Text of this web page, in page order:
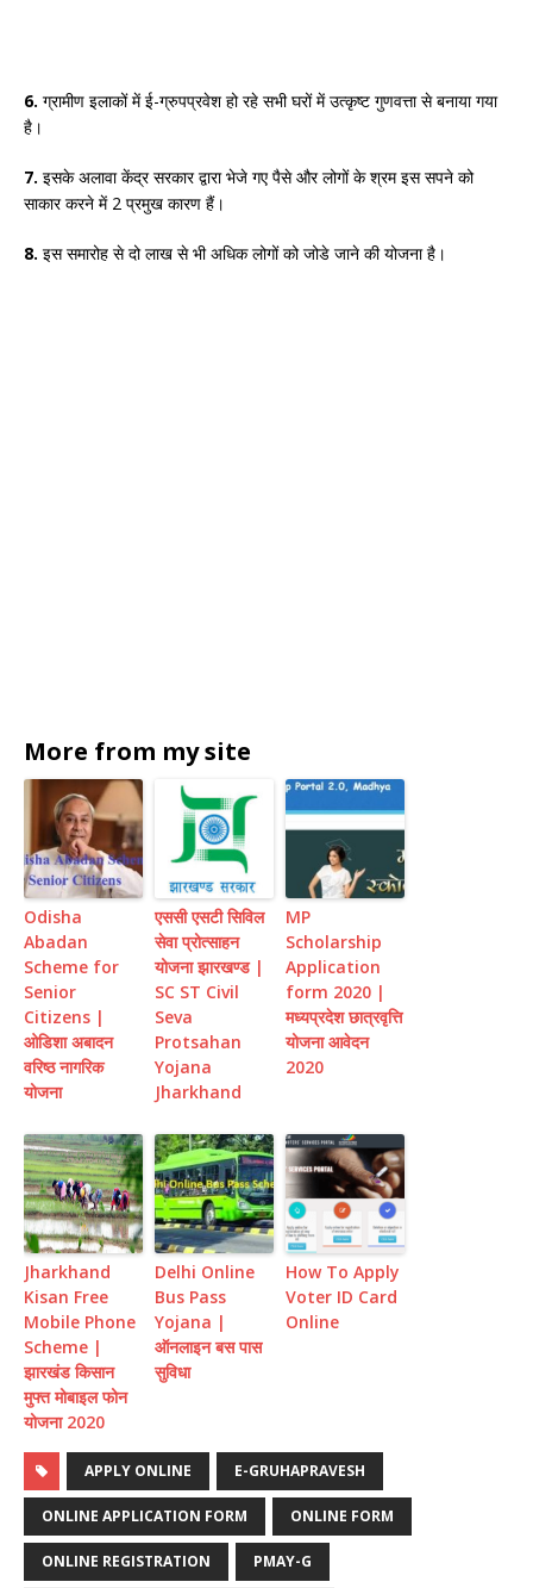
6. ग्रामीण इलाकों में ई-ग्रुपप्रवेश हो रहे सभी घरों में उत्कृष्ट गुणवत्ता से बनाया गया
है।
7. इसके अलावा केंद्र सरकार द्वारा भेजे गए पैसे और लोगों के श्रम इस सपने को
साकार करने में 2 प्रमुख कारण हैं।
8. इस समारोह से दो लाख से भी अधिक लोगों को जोडे जाने की योजना है।
More from my site
Odisha
Abadan
Scheme for
Senior
Citizens |
ओडिशा अबादन
वरिष्ठ नागरिक
योजना
एससी एसटी सिविल
सेवा प्रोत्साहन
योजना झारखण्ड |
SC ST Civil
Seva
Protsahan
Yojana
Jharkhand
MP
Scholarship
Application
form 2020 |
मध्यप्रदेश छात्रवृत्ति
योजना आवेदन
2020
Jharkhand
Kisan Free
Mobile Phone
Scheme |
झारखंड किसान
मुफ्त मोबाइल फोन
योजना 2020
Delhi Online
Bus Pass
Yojana |
ऑनलाइन बस पास
सुविधा
How To Apply
Voter ID Card
Online
APPLY ONLINE E-GRUHAPRAVESH
ONLINE APPLICATION FORM ONLINE FORM
ONLINE REGISTRATION PMAY-G